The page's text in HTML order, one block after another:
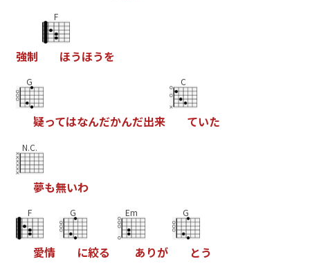
強制
F
ほうほうを
G
疑ってはなんだかんだ出来
C
ていた
N.C.
夢も無いわ
F
愛情
G
に絞る
Em
あ りが
G
とう